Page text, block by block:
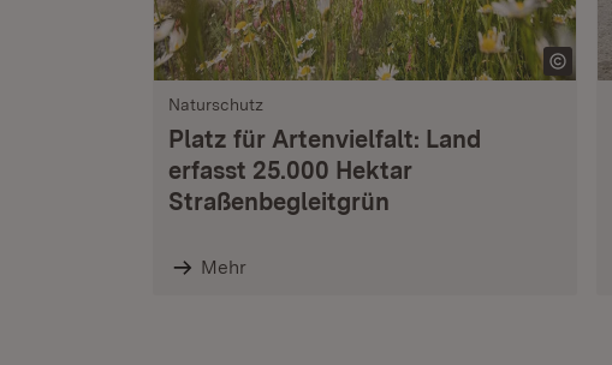
Naturschutz
Platz für Artenvielfalt: Land
erfasst 25.000 Hektar
Straßenbegleitgrün
Mehr